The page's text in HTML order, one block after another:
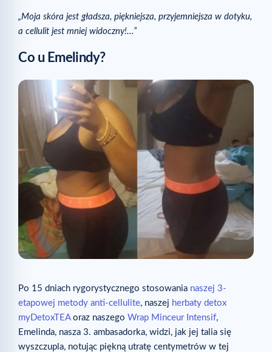
„Moja skóra jest gładsza, piękniejsza, przyjemniejsza w dotyku,
a cellulit jest mniej widoczny!…”
Co u Emelindy?
Po 15 dniach rygorystycznego stosowania naszej 3-
etapowej metody anti-cellulite, naszej herbaty detox
myDetoxTEAoraz naszego Wrap Minceur Intensif,
Emelinda, nasza 3. ambasadorka, widzi, jak jej talia się
wyszczupla, notując piękną utratę centymetrów w tej